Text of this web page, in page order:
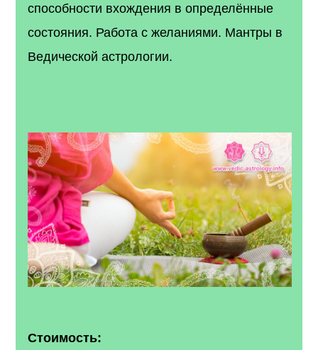
способности вхождения в определённые
состояния. Работа с желаниями. Мантры в
Ведической астрологии.
Стоимость: